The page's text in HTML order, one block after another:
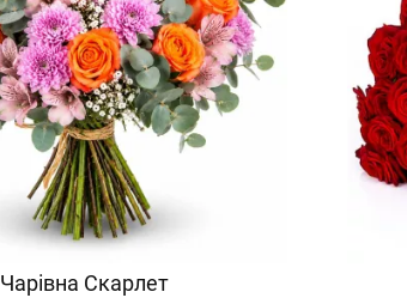
Чарівна Скарлет